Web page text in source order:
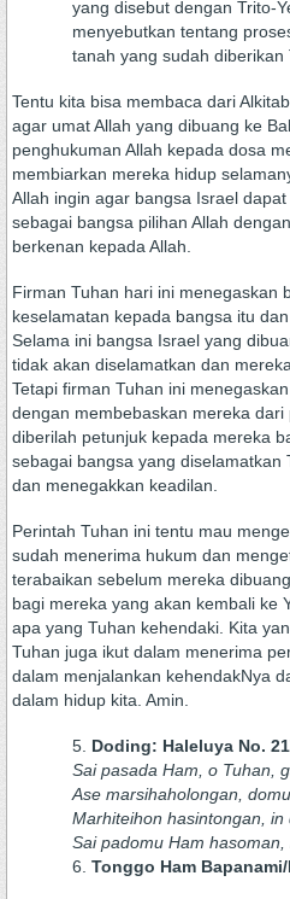
yang disebut dengan Trito-
menyebutkan tentang
tanah yang sudah diberikan
Tentu kita bisa membaca dari
agar umat Allah yang dibuang ke
penghukuman Allah kepada dosa
membiarkan mereka hidup
Allah ingin agar bangsa Israel
sebagai bangsa pilihan Allah
berkenan kepada Allah.
Firman Tuhan hari ini menegaskan
keselamatan kepada bangsa itu
Selama ini bangsa Israel yang
tidak akan diselamatkan dan
Tetapi firman Tuhan ini
dengan membebaskan mereka
diberilah petunjuk kepada mereka
sebagai bangsa yang diselamatkan
dan menegakkan keadilan.
Perintah Tuhan ini tentu mau
sudah menerima hukum dan
terabaikan sebelum mereka
bagi mereka yang akan kembali ke
apa yang Tuhan kehendaki. Kita
Tuhan juga ikut dalam menerima
dalam menjalankan kehendakNya
dalam hidup kita. Amin.
Doding: Haleluya No.
Sai pasada Ham, o Tuhan,
Ase marsihaholongan,
Marhiteihon hasintongan, in
Sai padomu Ham hasoman,
Tonggo Ham